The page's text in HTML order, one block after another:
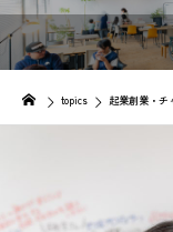
topics 起業創業・チ